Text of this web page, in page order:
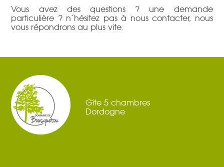
Vous avez des questions ? une demande
particulière ? n´hésitez pas à nous contacter, nous
vous répondrons au plus vite.
Gîte 5 chambres
Dordogne